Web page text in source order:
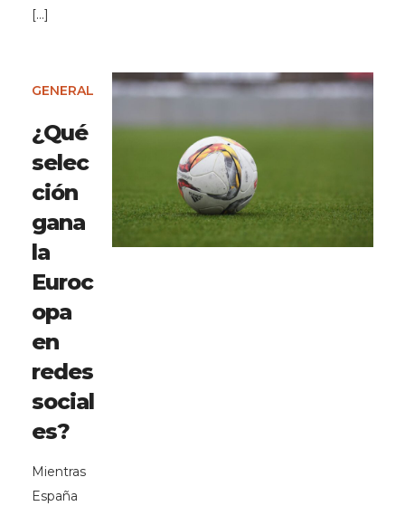
[…]
GENERAL
¿Qué
selec
ción
gana
la
Euroc
opa
en
redes
social
es?
Mientras
España